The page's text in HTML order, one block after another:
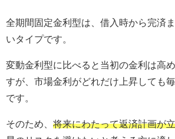
全期間固定金利型は、借入時から完済
いタイプです。
変動金利型に比べると当初の金利は高
すが、市場金利がどれだけ上昇しても
です。
そのため、 将来にわたって返済計画が